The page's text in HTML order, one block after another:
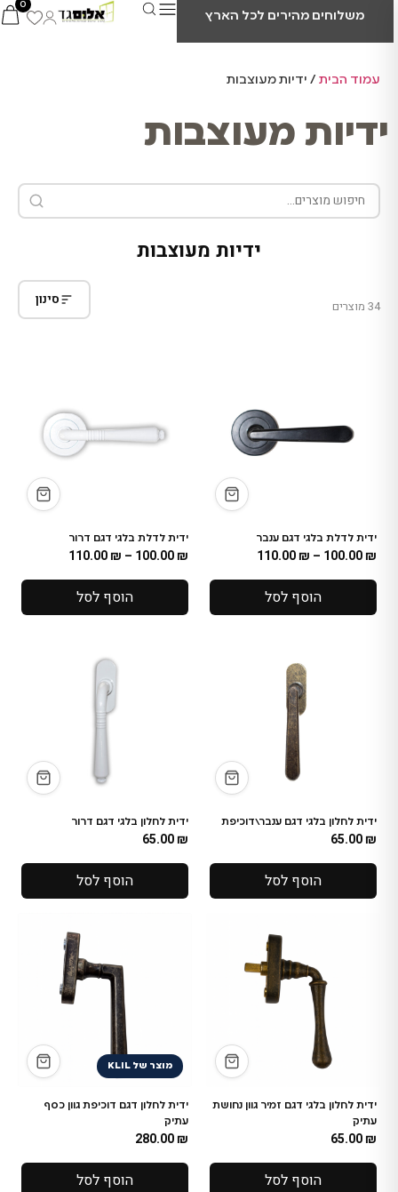
משלוחים מהירים לכל הארץ
0
עמוד הבית/ ידיות מעוצבות
ידיות מעוצבות
ידיות מעוצבות
34 מוצרים סינון
ידית לדלת בלגי דגם ענבר
100.00₪
–
110.00₪
הוסף לסל
ידית לדלת בלגי דגם דרור
100.00₪
–
110.00₪
הוסף לסל
ידית לחלון בלגי דגם ענבר\דוכיפת
65.00₪
הוסף לסל
ידית לחלון בלגי דגם דרור
65.00₪
הוסף לסל
ידית לחלון בלגי דגם זמיר גוון נחושת
עתיק
65.00₪
הוסף לסל
מוצר של KLIL
ידית לחלון דגם דוכיפת גוון כסף
עתיק
280.00₪
הוסף לסל